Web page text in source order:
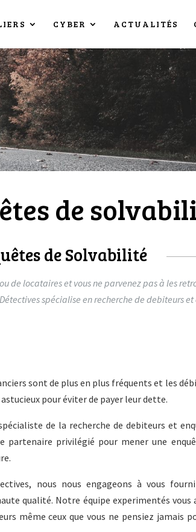
CYBER ACTUALITÉS
de
de Solvabilité
de locataires et vous ne parvenez pas à les
spécialise en recherche de debiteurs
sont de plus en plus fréquents et les
pour éviter de payer leur dette.
de la recherche de debiteurs et
partenaire privilégié pour mener une
nous nous engageons à vous
qualité. Notre équipe experimentés vous
même ceux que vous ne pensiez jamais